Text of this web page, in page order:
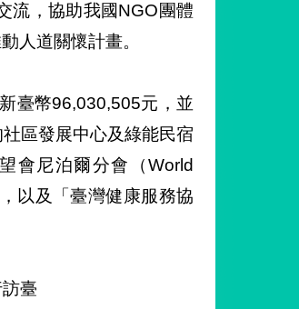
流，協助我國NGO團體
人道關懷計畫。
臺幣96,030,505元，並
區發展中心及綠能民宿
會尼泊爾分會（World
以及「臺灣健康服務協
臺